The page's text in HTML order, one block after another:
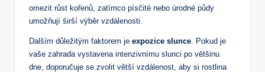
omezit růst kořenů, zatímco písčité nebo úrodné půdy
umožňují širší výběr vzdálenosti.
Dalším důležitým faktorem je expozice slunce . Pokud je
vaše zahrada vystavena intenzivnímu slunci po většinu
dne, doporučuje se zvolit větší vzdálenost, aby si rostlina